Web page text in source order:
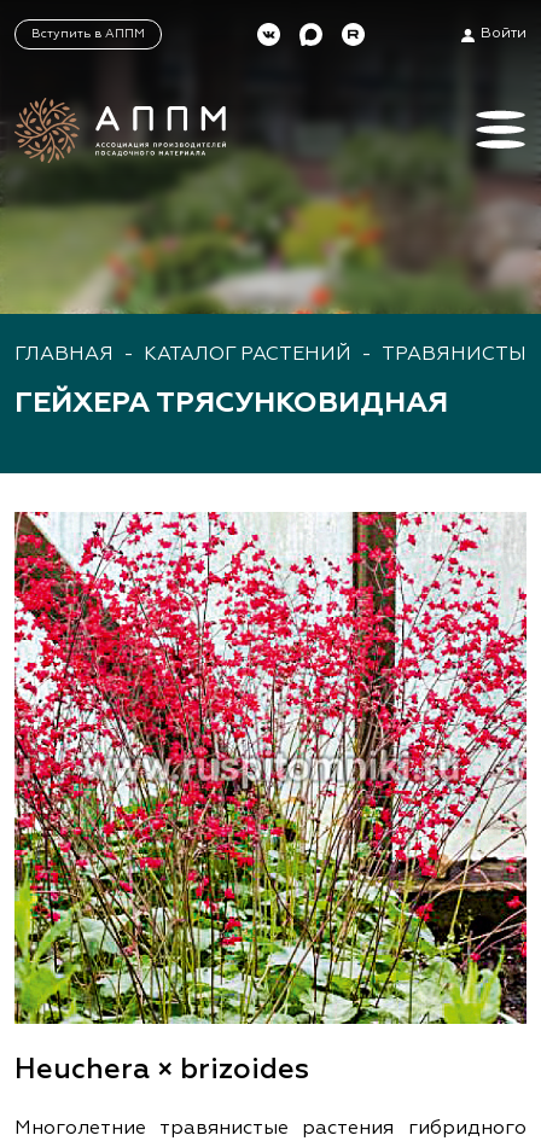
Вступить в АППМ Войти
ГЛАВНАЯ - КАТАЛОГ РАСТЕНИЙ -
ГЕЙХЕРА ТРЯСУНКОВИДНАЯ
Heuchera × brizoides
Многолетние травянистые растения гибридного